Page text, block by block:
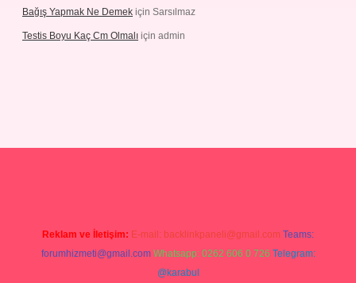
Bağış Yapmak Ne Demek için Sarsılmaz
Testis Boyu Kaç Cm Olmalı için admin
Reklam ve İletişim: E-mail: backlinkpaneli@gmail.com Teams:
forumhizmeti@gmail.com Whatsapp: 0262 606 0 726 Telegram:
@karabul